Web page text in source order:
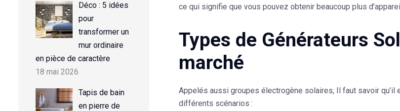
Déco : 5 idées
pour
transformer un
mur ordinaire
en pièce de caractère
18 mai 2026
Tapis de bain
en pierre de
ce qui signifie que vous pouvez obtenir beaucoup plus
Types de Générateurs
marché
Appelés aussi groupes électrogène solaires, Il faut savoir qu’il
différents scénarios :